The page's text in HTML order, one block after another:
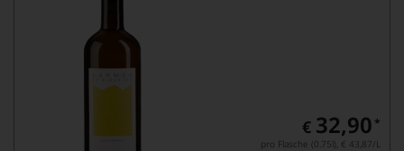
€ 32,90 *
pro Flasche (0.75l), € 43,87/L